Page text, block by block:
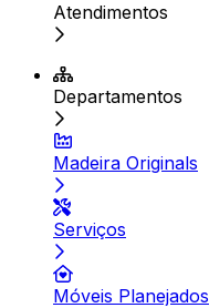
Atendimentos
Departamentos
Madeira Originals
Serviços
Móveis Planejados